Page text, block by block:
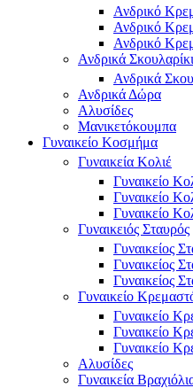
Ανδρικό
Ανδρικό
Ανδρικό
Ανδρικά
Ανδρικά
Ανδρικά Δώρα
Αλυσίδες
Μανικετόκουμπα
Γυναικείο Κοσμήμα
Γυναικεία Κολιέ
Γυναικείο
Γυναικείο
Γυναικείο
Γυναικειός Σταυρός
Γυναικείος
Γυναικείος
Γυναικείος
Γυναικείο
Γυναικείο
Γυναικείο
Γυναικείο
Αλυσίδες
Γυναικεία